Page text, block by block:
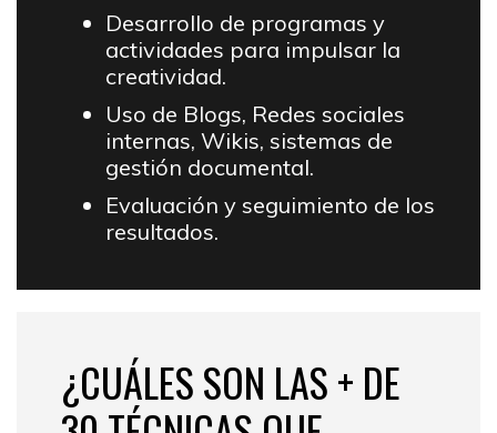
Desarrollo de programas y
actividades para impulsar la
creatividad.
Uso de Blogs, Redes sociales
internas, Wikis, sistemas de
gestión documental.
Evaluación y seguimiento de los
resultados.
¿CUÁLES SON LAS + DE